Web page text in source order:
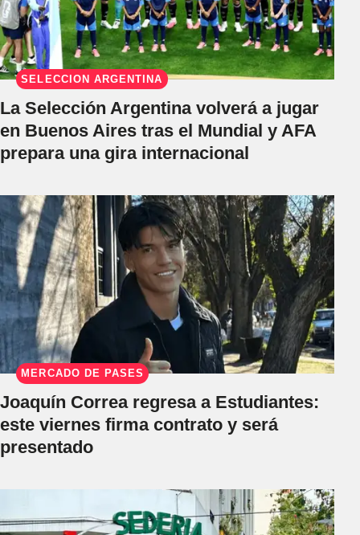
SELECCIÓN ARGENTINA
La Selección Argentina volverá a jugar
en Buenos Aires tras el Mundial y AFA
prepara una gira internacional
MERCADO DE PASES
Joaquín Correa regresa a Estudiantes:
este viernes firma contrato y será
presentado